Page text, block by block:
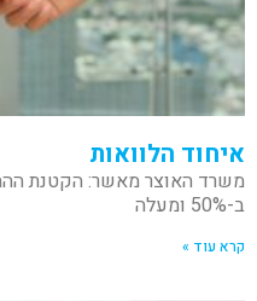
איחוד הלוואות
משרד האוצר מאשר: הקטנת
ב-50% ומעלה
קרא עוד »